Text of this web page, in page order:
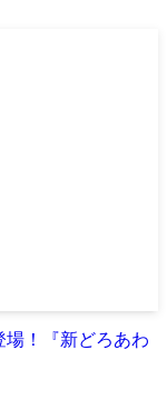
場！『新どろあわ